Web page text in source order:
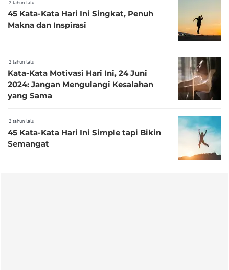
2 tahun lalu
45 Kata-Kata Hari Ini Singkat, Penuh
Makna dan Inspirasi
2 tahun lalu
Kata-Kata Motivasi Hari Ini, 24 Juni
2024: Jangan Mengulangi Kesalahan
yang Sama
2 tahun lalu
45 Kata-Kata Hari Ini Simple tapi Bikin
Semangat